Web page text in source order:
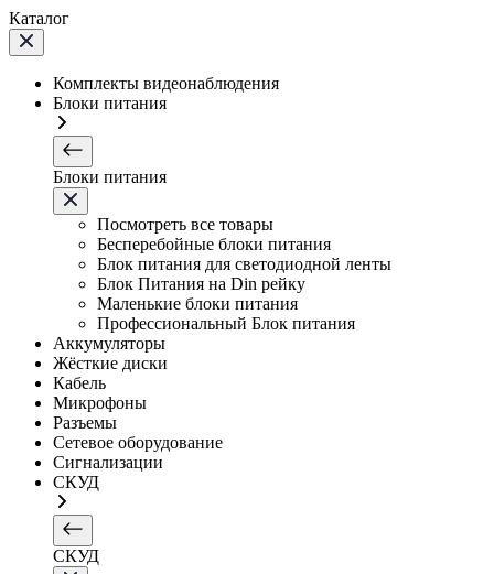
Каталог
Комплекты видеонаблюдения
Блоки питания
Блоки питания
Посмотреть все товары
Бесперебойные блоки питания
Блок питания для светодиодной ленты
Блок Питания на Din рейку
Маленькие блоки питания
Профессиональный Блок питания
Аккумуляторы
Жёсткие диски
Кабель
Микрофоны
Разъемы
Сетевое оборудование
Сигнализации
СКУД
СКУД